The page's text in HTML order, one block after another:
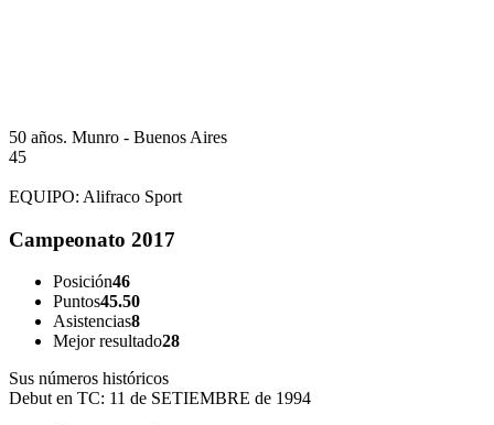
50 años. Munro - Buenos Aires
45
EQUIPO: Alifraco Sport
Campeonato 2017
Posición46
Puntos45.50
Asistencias8
Mejor resultado28
Sus números históricos
Debut en TC: 11 de SETIEMBRE de 1994